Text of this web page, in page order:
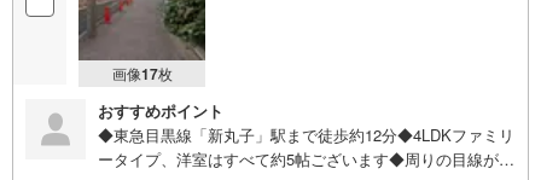
画像17枚
おすすめポイント
◆東急目黒線「新丸子」駅まで徒歩約12分◆4LDKファミリ
ータイプ、洋室はすべて約5帖ございます◆周りの目線が気